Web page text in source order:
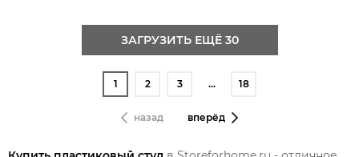
ЗАГРУЗИТЬ ЕЩЁ 30
назад
1 2 3 … 18
вперёд